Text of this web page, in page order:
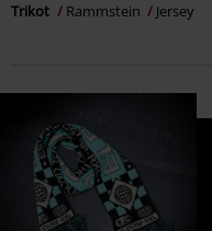
Trikot Rammstein Jersey